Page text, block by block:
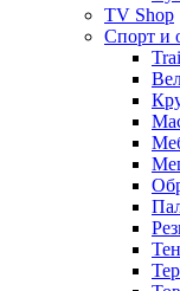
TV Shop
Спорт и